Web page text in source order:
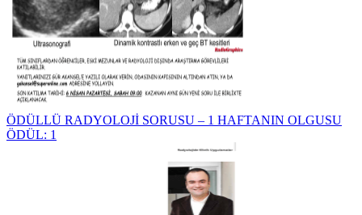
ÖDÜLLÜ RADYOLOJİ SORUSU – 1 HAFTANIN OLGUSU
ÖDÜL: 1